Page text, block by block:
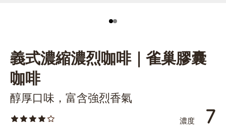
義式濃縮濃烈咖啡｜雀巢膠囊
咖啡
醇厚口味，富含強烈香氣
濃度 7